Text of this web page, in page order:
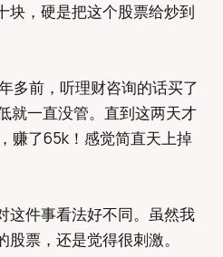
块，硬是把这个股票给炒到
多前，听理财咨询的话买了
就一直没管。直到这两天才
赚了65k！感觉简直天上掉
这件事看法好不同。虽然我
票，还是觉得很刺激。